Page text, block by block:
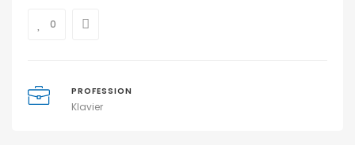
0
PROFESSION
Klavier